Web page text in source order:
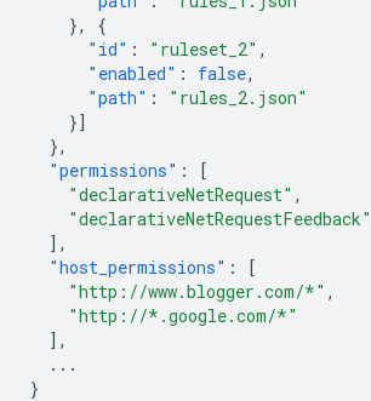
},
{
"id" : "ruleset_2" ,
"enabled" : false,
"path" :
"rules_2.json"
}]
},
"permissions" :
[
"declarativeNetRequest" ,
"declarativeNetRequestFeedback"
],
"host_permissions" :
[
"http://www.blogger.com/*" ,
"http://*.google.com/*"
],
...
}